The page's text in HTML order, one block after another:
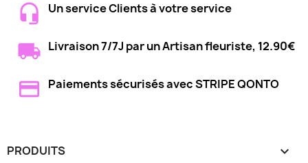
Un service Clients à votre service
Livraison 7/7J par un Artisan fleuriste, 12.90€
Paiements sécurisés avec STRIPE QONTO
PRODUITS 